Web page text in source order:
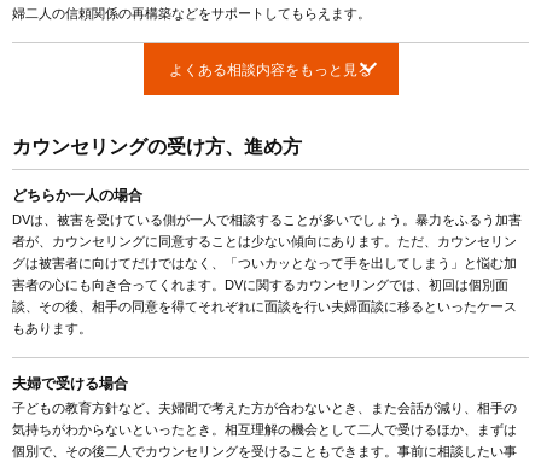
婦二人の信頼関係の再構築などをサポートしてもらえます。
よくある相談内容をもっと見る
カウンセリングの受け方、進め方
どちらか一人の場合
DVは、被害を受けている側が一人で相談することが多いでしょう。暴力をふるう加害
者が、カウンセリングに同意することは少ない傾向にあります。ただ、カウンセリン
グは被害者に向けてだけではなく、「ついカッとなって手を出してしまう」と悩む加
害者の心にも向き合ってくれます。DVに関するカウンセリングでは、初回は個別面
談、その後、相手の同意を得てそれぞれに面談を行い夫婦面談に移るといったケース
もあります。
夫婦で受ける場合
子どもの教育方針など、夫婦間で考えた方が合わないとき、また会話が減り、相手の
気持ちがわからないといったとき。相互理解の機会として二人で受けるほか、まずは
個別で、その後二人でカウンセリングを受けることもできます。事前に相談したい事